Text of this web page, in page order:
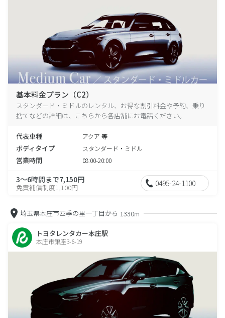
基本料金プラン（C2）
スタンダード・ミドルのレンタル、お得な割引料金や予約、乗り
捨てなどの詳細は、こちらから各店舗にお電話ください。
代表車種 アクア 等
ボディタイプ スタンダード・ミドル
営業時間 08:00-20:00
3～6時間まで7,150円
免責補償制度1,100円 0495-24-1100
埼玉県本庄市四季の里一丁目から 1330m
トヨタレンタカー本庄駅
本庄市銀座3-6-19